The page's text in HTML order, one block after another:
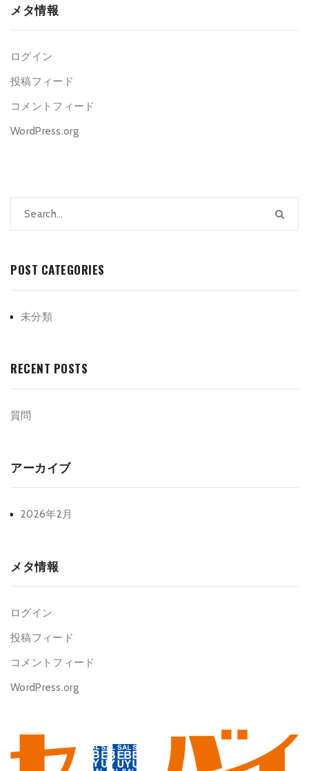
メタ情報
ログイン
投稿フィード
コメントフィード
WordPress.org
POST CATEGORIES
未分類
RECENT POSTS
質問
アーカイブ
2026年2月
メタ情報
ログイン
投稿フィード
コメントフィード
WordPress.org